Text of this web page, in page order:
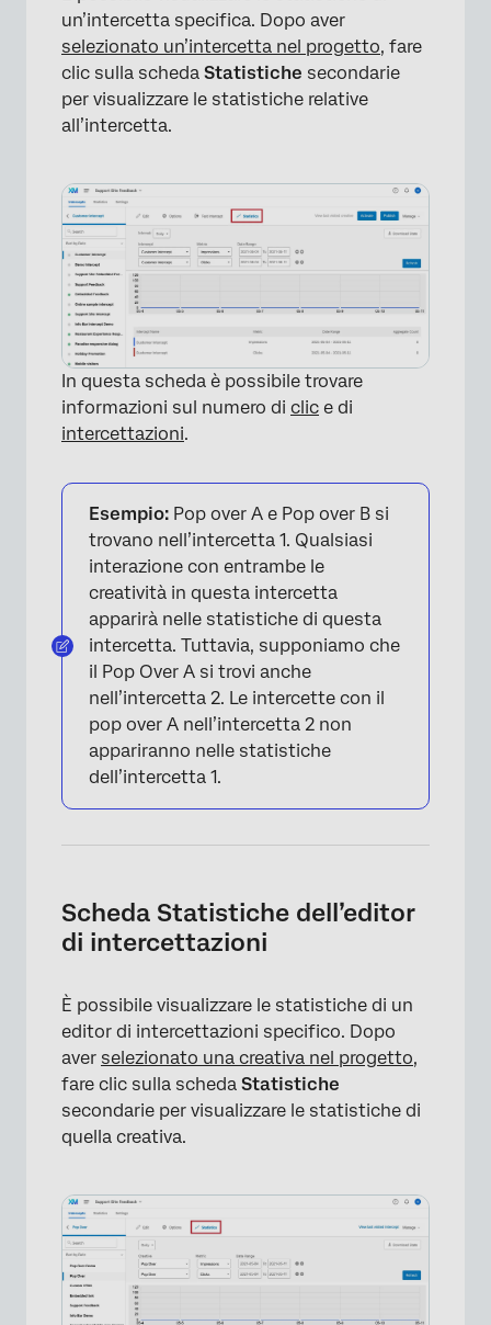
un’intercetta specifica. Dopo aver
selezionato un’intercetta nel progetto, fare
clic sulla scheda Statistiche secondarie
per visualizzare le statistiche relative
all’intercetta.
×
In questa scheda è possibile trovare
informazioni sul numero di clic e di
intercettazioni.
Esempio: Pop over A e Pop over B si
trovano nell’intercetta 1. Qualsiasi
interazione con entrambe le
creatività in questa intercetta
apparirà nelle statistiche di questa
intercetta. Tuttavia, supponiamo che
il Pop Over A si trovi anche
nell’intercetta 2. Le intercette con il
pop over A nell’intercetta 2 non
appariranno nelle statistiche
dell’intercetta 1.
Scheda Statistiche dell’editor
di intercettazioni
È possibile visualizzare le statistiche di un
editor di intercettazioni specifico. Dopo
aver selezionato una creativa nel progetto,
fare clic sulla scheda Statistiche
secondarie per visualizzare le statistiche di
quella creativa.